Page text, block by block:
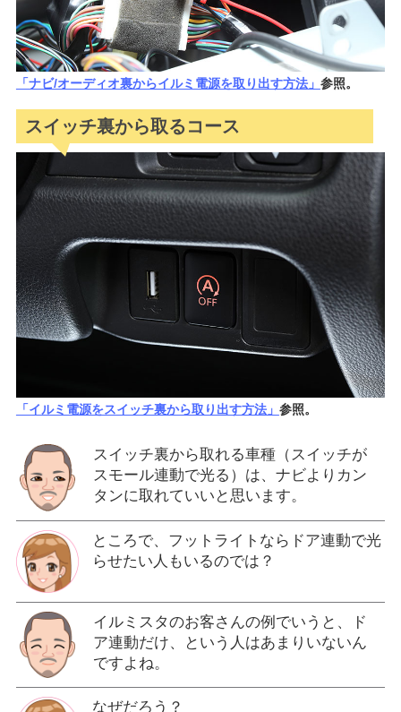
「ナビ/オーディオ裏からイルミ電源を取り出す方法」 参照。
スイッチ裏から取るコース
「イルミ電源をスイッチ裏から取り出す方法」 参照。
スイッチ裏から取れる車種（スイッチが
スモール連動で光る）は、ナビよりカン
タンに取れていいと思います。
ところで、フットライトならドア連動で光
らせたい人もいるのでは？
イルミスタのお客さんの例でいうと、ド
ア連動だけ、という人はあまりいないん
ですよね。
なぜだろう？